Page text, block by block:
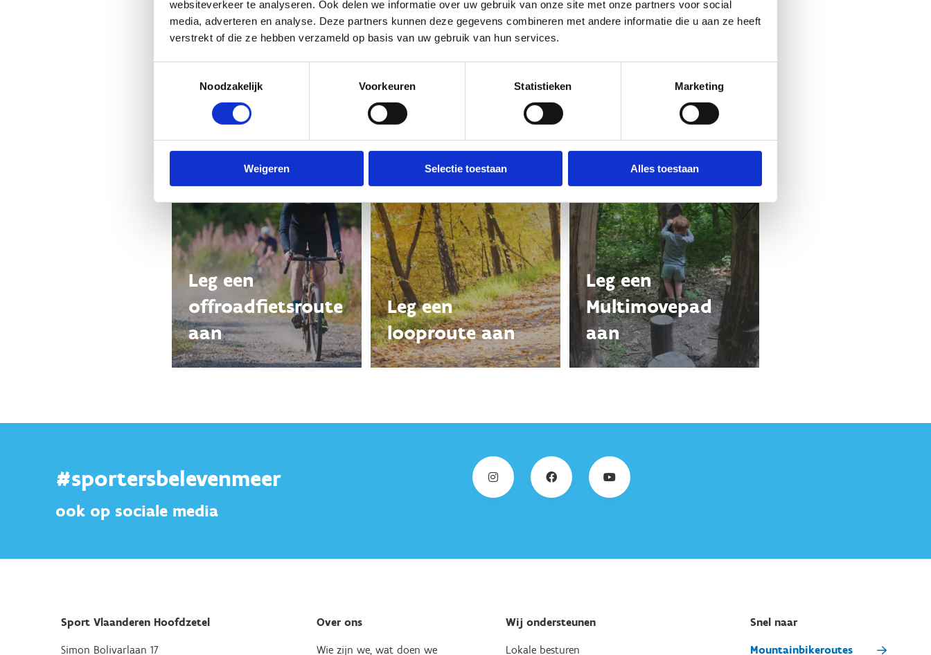
websiteverkeer te analyseren. Ook delen we informatie over uw gebruik van onze site met onze partners voor social
media, adverteren en analyse. Deze partners kunnen deze gegevens combineren met andere informatie die u aan ze heeft
verstrekt of die ze hebben verzameld op basis van uw gebruik van hun services.
Noodzakelijk
Voorkeuren Statistieken Marketing
Weigeren Selectie toestaan Alles toestaan
Ook interessant
Leg een
offroadfietsroute
aan
Leg een
looproute aan
Leg een
Multimovepad
aan
#sportersbelevenmeer
ook op sociale media
Sport Vlaanderen Hoofdzetel
Simon Bolivarlaan 17
Over ons
Wie zijn we, wat doen we
Wij ondersteunen
Lokale besturen
Snel naar
Mountainbikeroutes